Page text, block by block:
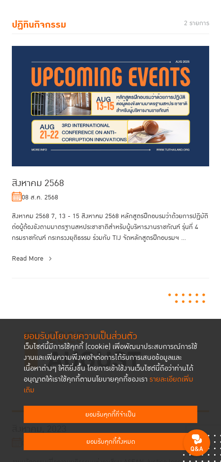
ยอมรับนโยบายความเป็นส่วนตัว
เว็บไซต์นี้มีการใช้คุกกี้ (cookie) เพื่อพัฒนาประสบการณ์การใช้
งานและเพิ่มความพึงพอใจต่อการได้รับการเสนอข้อมูลและ
เนื้อหาต่างๆ ให้ดียิ่งขึ้น โดยการเข้าใช้งานเว็บไซต์นี้ถือว่าท่านได้
อนุญาตให้เราใช้คุกกี้ตามนโยบายคุกกี้ของเรา รายละเอียดเพิ่ม
เติม
ยอมรับคุกกี้ที่จำเป็น
ยอมรับคุกกี้ทั้งหมด
ปฏิทินกิจกรรม 2 รายการ
สิงหาคม 2568
08 ส.ค. 2568
สิงหาคม 2568 7, 13 - 15 สิงหาคม 2568 หลักสูตรฝึกอบรมว่าด้วยการปฏิบัติ
ต่อผู้ต้องขังตามมาตรฐานสหประชาชาติสำหรับผู้บริหารงานราชทัณฑ์ รุ่นที่ 4
กรมราชทัณฑ์ กระทรวงยุติธรรม ร่วมกับ TIJ จัดหลักสูตรฝึกอบรมฯ ...
Read More
สิงหาคม, 2023
01 ส.ค. 2566 - 31 ส.ค. 2566